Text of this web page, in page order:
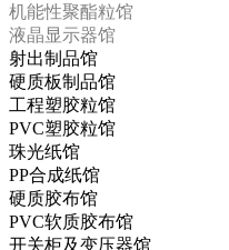
机能性聚酯粒馆
液晶显示器馆
射出制品馆
硬质板制品馆
工程塑胶粒馆
PVC塑胶粒馆
珠光纸馆
PP合成纸馆
硬质胶布馆
PVC软质胶布馆
开关柜及变压器馆